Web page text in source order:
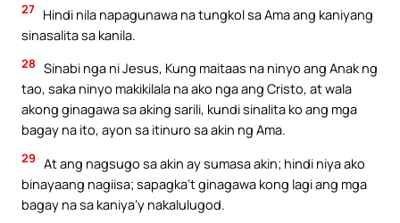
27 Hindi nila napagunawa na tungkol sa Ama ang kaniyang
sinasalita sa kanila.
28 Sinabi nga ni Jesus, Kung maitaas na ninyo ang Anak ng
tao, saka ninyo makikilala na ako nga ang Cristo, at wala
akong ginagawa sa aking sarili, kundi sinalita ko ang mga
bagay na ito, ayon sa itinuro sa akin ng Ama.
29 At ang nagsugo sa akin ay sumasa akin; hindi niya ako
binayaang nagiisa; sapagka’t ginagawa kong lagi ang mga
bagay na sa kaniya’y nakalulugod.